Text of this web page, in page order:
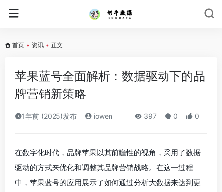
首页 • 资讯 • 正文
苹果蓝号全面解析：数据驱动下的品
牌营销新策略
1年前 (2025)发布 iowen 397 0 0
在数字化时代，品牌苹果以其前瞻性的视角，采用了数据
驱动的方式来优化和调整其品牌营销战略。在这一过程
中，苹果蓝号的应用展示了如何通过分析大数据来达到更